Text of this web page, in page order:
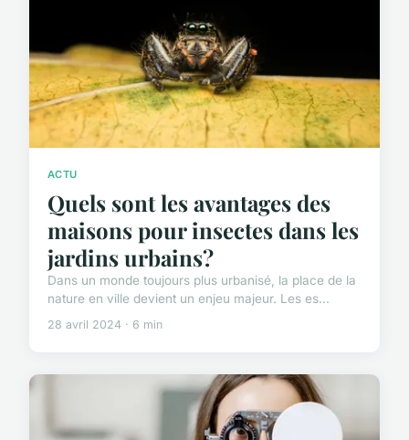
ACTU
Quels sont les avantages des
maisons pour insectes dans les
jardins urbains?
Dans un monde toujours plus urbanisé, la place de la
nature en ville devient un enjeu majeur. Les es...
28 avril 2024 · 6 min